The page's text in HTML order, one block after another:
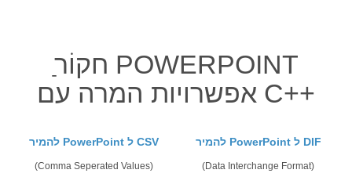
אפשרויות המרה עם C++
להמיר PowerPoint ל CSV
(Comma Seperated Values)
להמיר PowerPoint ל DIF
(Data Interchange Format)